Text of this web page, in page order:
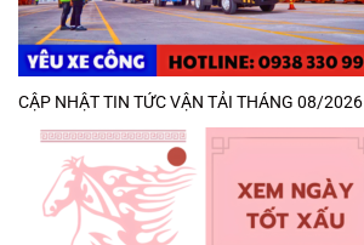
CẬP NHẬT TIN TỨC VẬN TẢI THÁNG 08/2026